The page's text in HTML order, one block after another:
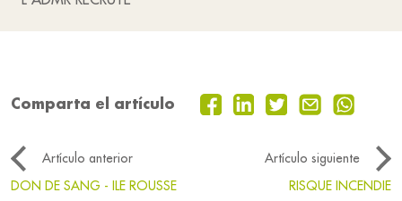
Comparta el artículo
Artículo anterior
Artículo siguiente
DON DE SANG - ILE ROUSSE
RISQUE INCENDIE